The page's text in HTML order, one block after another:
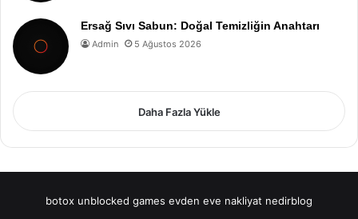
Ersağ Sıvı Sabun: Doğal Temizliğin Anahtarı
Admin 5 Ağustos 2026
Daha Fazla Yükle
botox unblocked games evden eve nakliyat nedirblog